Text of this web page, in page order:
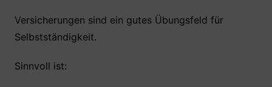
Versicherungen sind ein gutes Übungsfeld für
Selbstständigkeit.
Sinnvoll ist: